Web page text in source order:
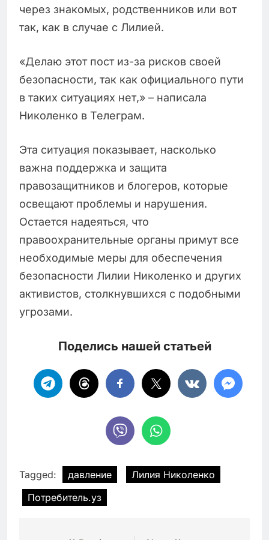
через знакомых, родственников или вот
так, как в случае с Лилией.
«Делаю этот пост из-за рисков своей
безопасности, так как официального пути
в таких ситуациях нет,» – написала
Николенко в Телеграм.
Эта ситуация показывает, насколько
важна поддержка и защита
правозащитников и блогеров, которые
освещают проблемы и нарушения.
Остается надеяться, что
правоохранительные органы примут все
необходимые меры для обеспечения
безопасности Лилии Николенко и других
активистов, столкнувшихся с подобными
угрозами.
Поделись нашей статьей
Tagged: давление
Лилия Николенко
Потребитель.уз